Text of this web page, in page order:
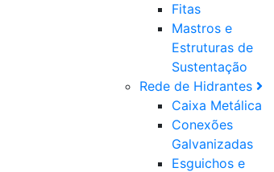
Fitas
Mastros e
Estruturas de
Sustentação
Rede de Hidrantes
Caixa Metálica
Conexões
Galvanizadas
Esguichos e